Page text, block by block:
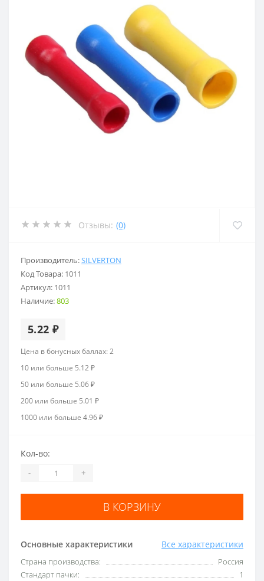
Отзывы: (0)
Производитель:SILVERTON
Код Товара: 1011
Артикул: 1011
Наличие:803
5.22 ₽
Цена в бонусных баллах: 2
10 или больше 5.12 ₽
50 или больше 5.06 ₽
200 или больше 5.01 ₽
1000 или больше 4.96 ₽
Основные характеристики Все характеристики
Страна производства:
Россия
Стандарт пачки:
1
Кол-во:
- +
В КОРЗИНУ